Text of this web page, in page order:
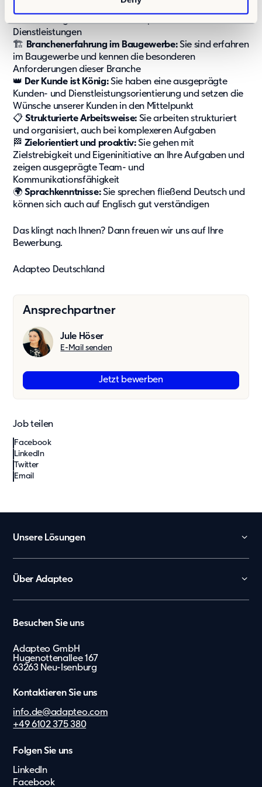
Lietuvių
Dansk
English
Sie haben mehrjährige Erfahrung in
Dienstleistungen
🏗️ Branchenerfahrung im Baugewerbe:Sie sind erfahren
im Baugewerbe und kennen die besonderen
Anforderungen dieser Branche
👑 Der Kunde ist König:Sie haben eine ausgeprägte
Kunden- und Dienstleistungsorientierung und setzen die
Wünsche unserer Kunden in den Mittelpunkt
📋 Strukturierte Arbeitsweise: Sie arbeiten strukturiert
und organisiert, auch bei komplexeren Aufgaben
🏁 Zielorientiert und proaktiv:Sie gehen mit
Zielstrebigkeit und Eigeninitiative an Ihre Aufgaben und
zeigen ausgeprägte Team- und
Kommunikationsfähigkeit
🌍 Sprachkenntnisse: Sie sprechen fließend Deutsch und
können sich auch auf Englisch gut verständigen
Das klingt nach Ihnen? Dann freuen wir uns auf Ihre
Bewerbung.
Adapteo Deutschland
Ansprechpartner
Jule Höser
E-Mail senden
Jetzt bewerben
Job teilen
Facebook
LinkedIn
Twitter
Email
Unsere Lösungen
Kita
Schule
Tagespflege
Messe
Zusätzliche Leistungen
Über Adapteo
Kontakt
Besuchen Sie uns
Adapteo GmbH
Hugenottenallee 167
63263 Neu-Isenburg
Kontaktieren Sie uns
info.de@adapteo.com
+49 6102 375 380
Folgen Sie uns
LinkedIn
Facebook